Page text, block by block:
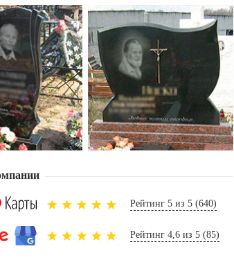
Рейтинг 5 из 5 (640)
Рейтинг 4,6 из 5 (85)